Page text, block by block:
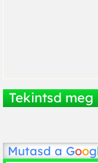
Tekintsd meg
Mutasd a Goog